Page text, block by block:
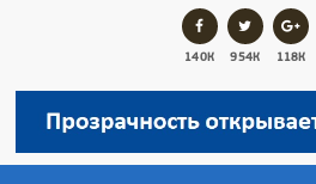
140К 954К 118К